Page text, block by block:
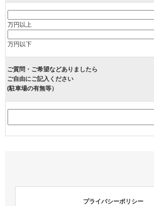
万円以上
万円以下
ご質問・ご希望などありましたら
ご自由にご記入ください
(駐車場の有無等）
プライバシーポリシー